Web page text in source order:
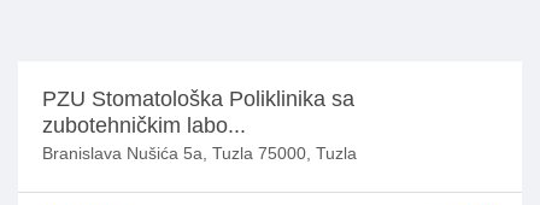
PZU Stomatološka Poliklinika sa
zubotehničkim labo...
Branislava Nušića 5a, Tuzla 75000, Tuzla